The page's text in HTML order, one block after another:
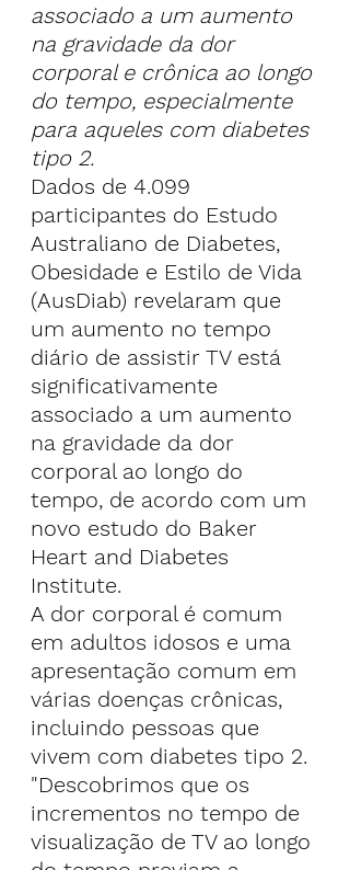
associado a um aumento
na gravidade da dor
corporal e crônica ao longo
do tempo, especialmente
para aqueles com diabetes
tipo 2.
Dados de 4.099
participantes do Estudo
Australiano de Diabetes,
Obesidade e Estilo de Vida
(AusDiab) revelaram que
um aumento no tempo
diário de assistir TV está
significativamente
associado a um aumento
na gravidade da dor
corporal ao longo do
tempo, de acordo com um
novo estudo do Baker
Heart and Diabetes
Institute.
A dor corporal é comum
em adultos idosos e uma
apresentação comum em
várias doenças crônicas,
incluindo pessoas que
vivem com diabetes tipo 2.
"Descobrimos que os
incrementos no tempo de
visualização de TV ao longo